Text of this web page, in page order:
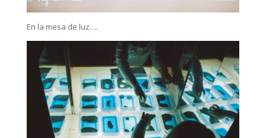
En la mesa de luz….